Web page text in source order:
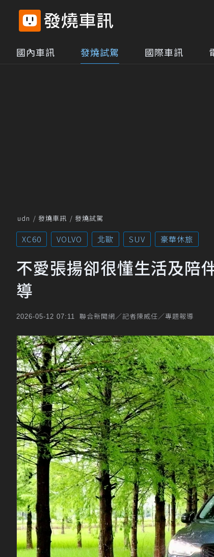
國內車訊 發燒試駕 國際車訊
udn 發燒車訊 發燒試駕
XC60 VOLVO 北歐 SUV 豪華休旅
不愛張揚卻很懂生活及陪
導
2026-05-12 07:11 聯合新聞網／記者陳威任／專題報導